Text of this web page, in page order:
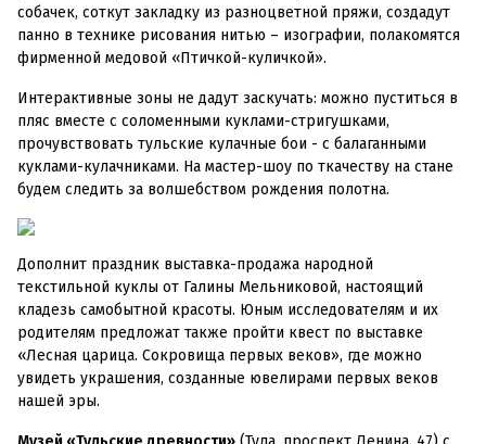
собачек, соткут закладку из разноцветной пряжи, создадут
панно в технике рисования нитью – изографии, полакомятся
фирменной медовой «Птичкой-куличкой».
Интерактивные зоны не дадут заскучать: можно пуститься в
пляс вместе с соломенными куклами-стригушками,
прочувствовать тульские кулачные бои - с балаганными
куклами-кулачниками. На мастер-шоу по ткачеству на стане
будем следить за волшебством рождения полотна.
Дополнит праздник выставка-продажа народной
текстильной куклы от Галины Мельниковой, настоящий
кладезь самобытной красоты. Юным исследователям и их
родителям предложат также пройти квест по выставке
«Лесная царица. Сокровища первых веков», где можно
увидеть украшения, созданные ювелирами первых веков
нашей эры.